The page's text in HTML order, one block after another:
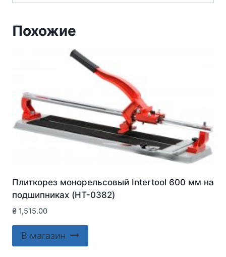
Похожие
Плиткорез монорельсовый Intertool 600 мм на
подшипниках (HT-0382)
₴ 1,515.00
В магазин